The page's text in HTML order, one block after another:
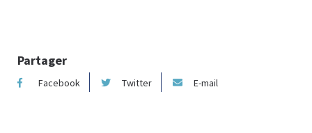
Partager
Facebook Twitter E-mail